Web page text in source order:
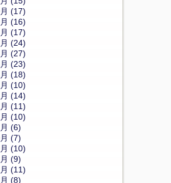
(17)
(16)
(17)
(24)
(27)
(23)
(18)
(10)
(14)
(11)
(10)
(6)
(7)
(10)
(9)
(11)
(8)